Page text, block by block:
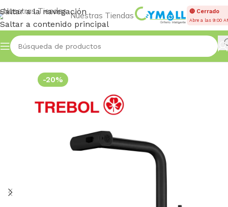
Saltar a la navegación
Saltar a contenido principal
Nuestras Tiendas 🔴 Cerrado
Abre a las 9:00
Inicio Accessories
-20%